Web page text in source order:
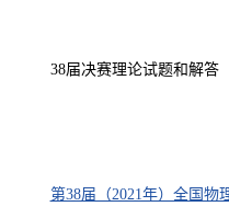
38届决赛理论试题和解答
第38届（2021年）全国物